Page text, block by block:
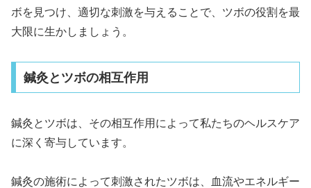
ボを見つけ、適切な刺激を与えることで、ツボの役割を最
大限に生かしましょう。
鍼灸とツボの相互作用
鍼灸とツボは、その相互作用によって私たちのヘルスケア
に深く寄与しています。
鍼灸の施術によって刺激されたツボは、血流やエネルギー